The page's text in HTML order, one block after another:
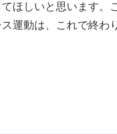
ほしいと思います。
運動は、これで終わ